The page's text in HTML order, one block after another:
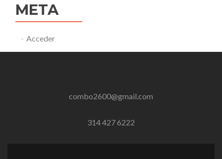
META
Acceder
combo2600@gmail.com
314 427 6222